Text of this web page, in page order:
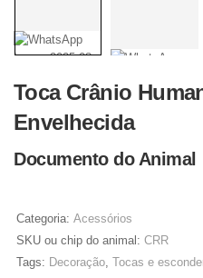
Toca Crânio
Envelhecida
Documento do Animal
Categoria: Acessórios
SKU ou chip do animal: CRR
Tags: Decoração, Tocas e